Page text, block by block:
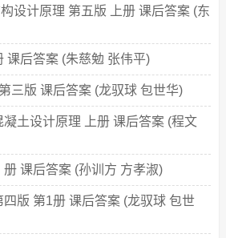
设计原理 第五版 上册 课后答案 (东
课后答案 (朱慈勉 张伟平)
三版 课后答案 (龙驭球 包世华)
土设计原理 上册 课后答案 (程文
课后答案 (孙训方 方孝淑)
版 第1册 课后答案 (龙驭球 包世